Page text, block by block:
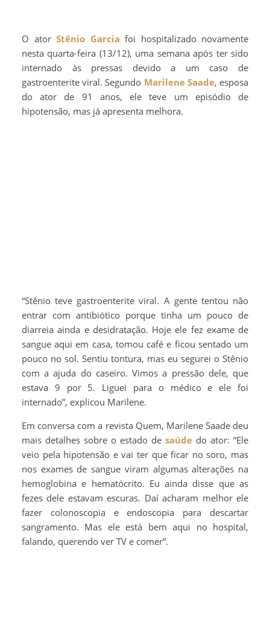
O ator Stênio Garcia foi hospitalizado novamente
nesta quarta-feira (13/12), uma semana após ter sido
internado às pressas devido a um caso de
gastroenterite viral. Segundo Marilene Saade, esposa
do ator de 91 anos, ele teve um episódio de
hipotensão, mas já apresenta melhora.
“Stênio teve gastroenterite viral. A gente tentou não
entrar com antibiótico porque tinha um pouco de
diarreia ainda e desidratação. Hoje ele fez exame de
sangue aqui em casa, tomou café e ficou sentado um
pouco no sol. Sentiu tontura, mas eu segurei o Stênio
com a ajuda do caseiro. Vimos a pressão dele, que
estava 9 por 5. Liguei para o médico e ele foi
internado”, explicou Marilene.
Em conversa com a revista Quem, Marilene Saade deu
mais detalhes sobre o estado de saúde do ator: “Ele
veio pela hipotensão e vai ter que ficar no soro, mas
nos exames de sangue viram algumas alterações na
hemoglobina e hematócrito. Eu ainda disse que as
fezes dele estavam escuras. Daí acharam melhor ele
fazer colonoscopia e endoscopia para descartar
sangramento. Mas ele está bem aqui no hospital,
falando, querendo ver TV e comer”.